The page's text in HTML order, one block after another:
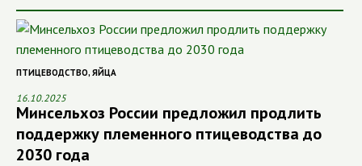
ПТИЦЕВОДСТВО, ЯЙЦА
16.10.2025
Минсельхоз России предложил продлить
поддержку племенного птицеводства до
2030 года